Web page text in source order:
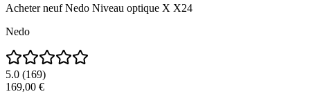
Acheter neuf Nedo Niveau optique X X24
Nedo
5.0 (169)
169,00 €